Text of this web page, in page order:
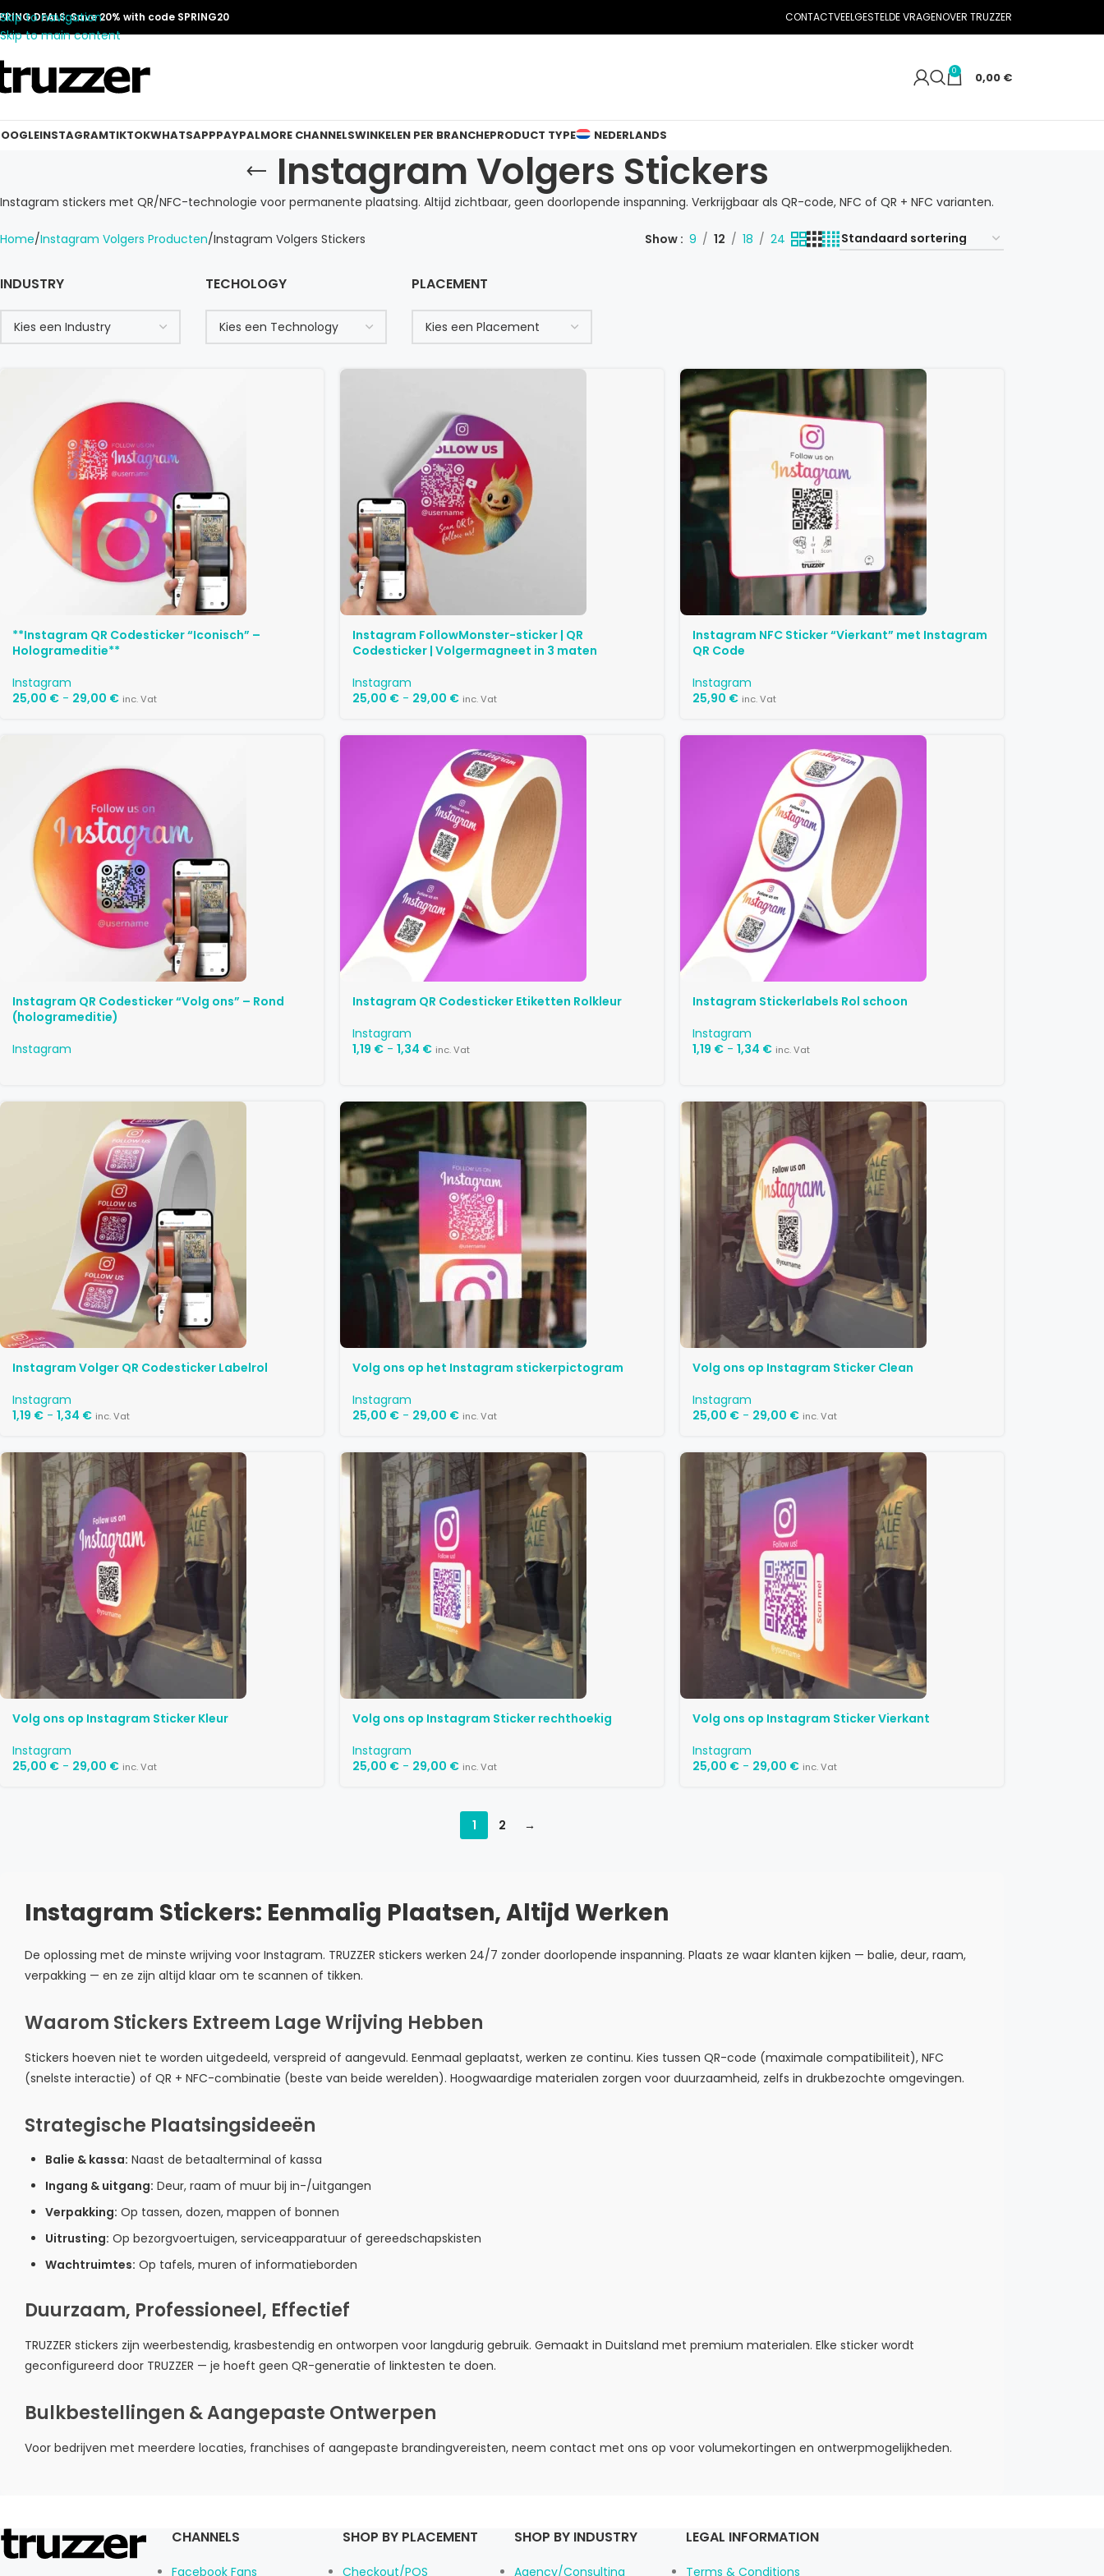
Skip to navigation
Skip to main content
DEALS: Save 20% with code SPRING20 CONTACTVEELGESTELDE VRAGENOVER TRUZZER
0 0,00 €
INSTAGRAMTIKTOKWHATSAPPPAYPALMORE CHANNELSWINKELEN PER BRANCHEPRODUCT TYPE NEDERLANDS
Instagram Volgers Stickers
Instagram stickers met QR/NFC-technologie voor permanente plaatsing. Altijd zichtbaar, geen doorlopende inspanning. Verkrijgbaar als QR-code, NFC of QR + NFC varianten.
Home Instagram Volgers Producten Instagram Volgers Stickers Show 9 12 18 24
INDUSTRY TECHOLOGY PLACEMENT
**Instagram QR Codesticker “Iconisch” –
Hologrameditie**
Instagram
25,00 € - 29,00 € inc. Vat
Instagram FollowMonster-sticker | QR
Codesticker | Volgermagneet in 3 maten
Instagram
25,00 € - 29,00 € inc. Vat
Instagram NFC Sticker “Vierkant” met Instagram
QR Code
Instagram
25,90 € inc. Vat
Instagram QR Codesticker “Volg ons” – Rond
(hologrameditie)
Instagram
Instagram QR Codesticker Etiketten Rolkleur
Instagram
1,19 € - 1,34 € inc. Vat
Instagram Stickerlabels Rol schoon
Instagram
1,19 € - 1,34 € inc. Vat
Instagram Volger QR Codesticker Labelrol
Instagram
1,19 € - 1,34 € inc. Vat
Volg ons op het Instagram stickerpictogram
Instagram
25,00 € - 29,00 € inc. Vat
Volg ons op Instagram Sticker Clean
Instagram
25,00 € - 29,00 € inc. Vat
Volg ons op Instagram Sticker Kleur
Instagram
25,00 € - 29,00 € inc. Vat
Volg ons op Instagram Sticker rechthoekig
Instagram
25,00 € - 29,00 € inc. Vat
Volg ons op Instagram Sticker Vierkant
Instagram
25,00 € - 29,00 € inc. Vat
1 2 →
Instagram Stickers: Eenmalig Plaatsen, Altijd Werken
De oplossing met de minste wrijving voor Instagram. TRUZZER stickers werken 24/7 zonder doorlopende inspanning. Plaats ze waar klanten kijken — balie, deur, raam,
verpakking — en ze zijn altijd klaar om te scannen of tikken.
Waarom Stickers Extreem Lage Wrijving Hebben
Stickers hoeven niet te worden uitgedeeld, verspreid of aangevuld. Eenmaal geplaatst, werken ze continu. Kies tussen QR-code (maximale compatibiliteit), NFC
(snelste interactie) of QR + NFC-combinatie (beste van beide werelden). Hoogwaardige materialen zorgen voor duurzaamheid, zelfs in drukbezochte omgevingen.
Strategische Plaatsingsideeën
Balie & kassa: Naast de betaalterminal of kassa
Ingang & uitgang: Deur, raam of muur bij in-/uitgangen
Verpakking: Op tassen, dozen, mappen of bonnen
Uitrusting: Op bezorgvoertuigen, serviceapparatuur of gereedschapskisten
Wachtruimtes: Op tafels, muren of informatieborden
Duurzaam, Professioneel, Effectief
TRUZZER stickers zijn weerbestendig, krasbestendig en ontworpen voor langdurig gebruik. Gemaakt in Duitsland met premium materialen. Elke sticker wordt
geconfigureerd door TRUZZER — je hoeft geen QR-generatie of linktesten te doen.
Bulkbestellingen & Aangepaste Ontwerpen
Voor bedrijven met meerdere locaties, franchises of aangepaste brandingvereisten, neem contact met ons op voor volumekortingen en ontwerpmogelijkheden.
CHANNELS
Facebook Fans
SHOP BY PLACEMENT
Checkout/POS
SHOP BY INDUSTRY
Agency/Consulting
LEGAL INFORMATION
Terms & Conditions